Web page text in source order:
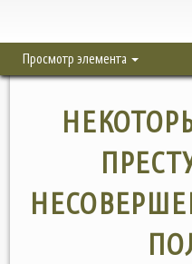
Просмотр элемента